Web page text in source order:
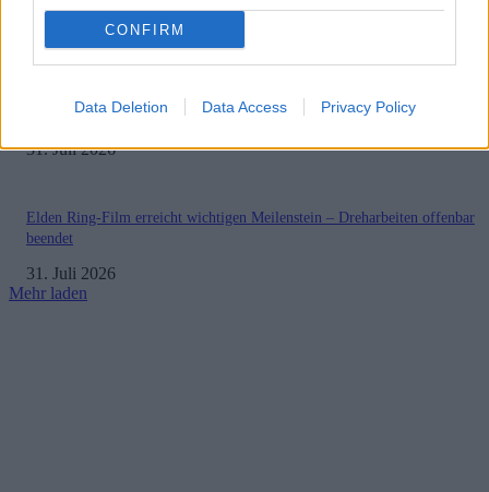
CONFIRM
Data Deletion Data Access Privacy Policy
31. Juli 2026
verkaufte Konsolen
31. Juli 2026
Elden Ring-Film erreicht wichtigen Meilenstein – Dreharbeiten offenbar
beendet
31. Juli 2026
Mehr laden